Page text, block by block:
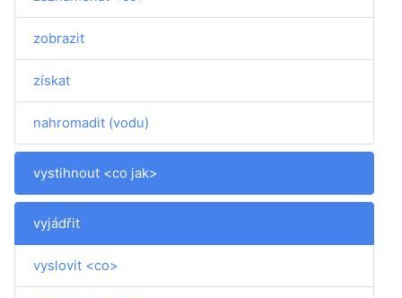
zobrazit
získat
nahromadit (vodu)
vystihnout <co jak>
vyjádřit
vyslovit <co>